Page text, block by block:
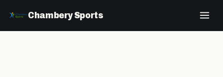
Chambery Sports